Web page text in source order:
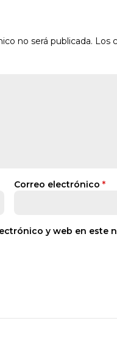
no será publicada. Los
Correo electrónico *
y web en este